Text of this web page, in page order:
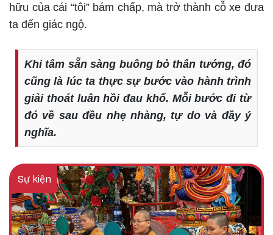
hữu của cái “tôi” bám chấp, mà trở thành cỗ xe đưa
ta đến giác ngộ.
Khi tâm sẵn sàng buông bỏ thân tướng, đó
cũng là lúc ta thực sự bước vào hành trình
giải thoát luân hồi đau khổ. Mỗi bước đi từ
đó về sau đều nhẹ nhàng, tự do và đầy ý
nghĩa.
Sự kiện